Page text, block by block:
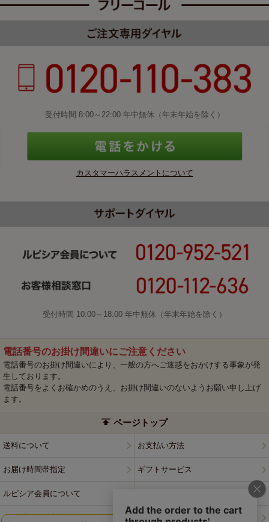
受付時間 8:00～22:00 年中無休（年末年始を除く）
カスタマーハラスメントについて
受付時間 10:00～18:00 年中無休（年末年始を除く）
電話番号のお掛け間違いにご注意ください
電話番号のお掛け間違いにより、一般の方へご迷惑をおかけする事象が発
生しております。
電話番号をよくお確かめのうえ、お掛け間違いのないようお願い申し上げ
ます。
ページトップ
送料について お支払い方法
お届け時間帯指定 ギフトサービス
ルピシア会員について
ウェブサイト利用規約 特定商取引法に基づく表記